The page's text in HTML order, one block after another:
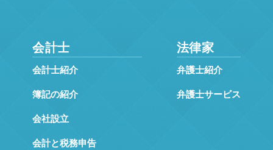
会計士
会計士紹介
簿記の紹介
会社設立
会計と税務申告
法律家
弁護士紹介
弁護士サービス